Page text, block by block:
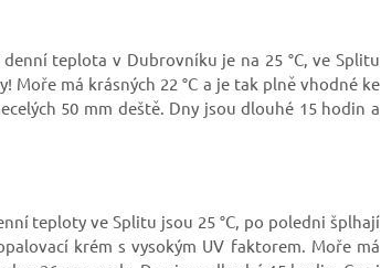
teplota v Dubrovníku je na 25 °C, ve Splitu
Moře má krásných 22 °C a je tak plně vhodné ke
50 mm deště. Dny jsou dlouhé 15 hodin a
teploty ve Splitu jsou 25°C, po poledni šplhají
krém s vysokým UV faktorem. Moře má